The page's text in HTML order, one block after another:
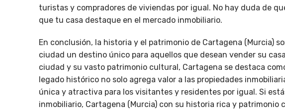
turistas y compradores de viviendas por igual. No hay duda de
que tu casa destaque en el mercado inmobiliario.
En conclusión, la historia y el patrimonio de Cartagena (Murcia)
ciudad un destino único para aquellos que desean vender su
ciudad y su vasto patrimonio cultural, Cartagena se destaca
legado histórico no solo agrega valor a las propiedades
única y atractiva para los visitantes y residentes por igual. Si
inmobiliario, Cartagena (Murcia) con su historia rica y